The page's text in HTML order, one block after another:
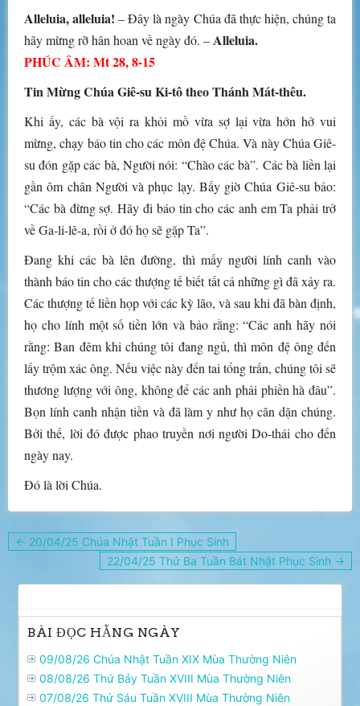
Alleluia, alleluia! – Ðây là ngày Chúa đã thực hiện, chúng ta
hãy mừng rỡ hân hoan về ngày đó. –Alleluia.
PHÚC ÂM: Mt 28, 8-15
Tin Mừng Chúa Giê-su Ki-tô theo Thánh Mát-thêu.
Khi ấy, các bà vội ra khỏi mồ vừa sợ lại vừa hớn hở vui
mừng, chạy báo tin cho các môn đệ Chúa. Và này Chúa Giê-
su đón gặp các bà, Người nói: “Chào các bà”. Các bà liền lại
gần ôm chân Người và phục lạy. Bấy giờ Chúa Giê-su bảo:
“Các bà đừng sợ. Hãy đi báo tin cho các anh em Ta phải trở
về Ga-li-lê-a, rồi ở đó họ sẽ gặp Ta”.
Ðang khi các bà lên đường, thì mấy người lính canh vào
thành báo tin cho các thượng tế biết tất cả những gì đã xảy ra.
Các thượng tế liền họp với các kỳ lão, và sau khi đã bàn định,
họ cho lính một số tiền lớn và bảo rằng: “Các anh hãy nói
rằng: Ban đêm khi chúng tôi đang ngủ, thì môn đệ ông đến
lấy trộm xác ông. Nếu việc này đến tai tổng trấn, chúng tôi sẽ
thương lượng với ông, không để các anh phải phiền hà đâu”.
Bọn lính canh nhận tiền và đã làm y như họ căn dặn chúng.
Bởi thế, lời đó được phao truyền nơi người Do-thái cho đến
ngày nay.
Ðó là lời Chúa.
Điều
hướng
viết
← 20/04/25 Chúa Nhật Tuần I Phục Sinh
22/04/25 Thứ Ba Tuần Bát Nhật Phục Sinh →
BÀI ĐỌC HẰNG NGÀY
09/08/26 Chúa Nhật Tuần XIX Mùa Thường Niên
08/08/26 Thứ Bảy Tuần XVIII Mùa Thường Niên
07/08/26 Thứ Sáu Tuần XVIII Mùa Thường Niên